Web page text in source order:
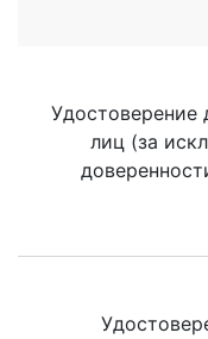
Удостоверение
лиц (за